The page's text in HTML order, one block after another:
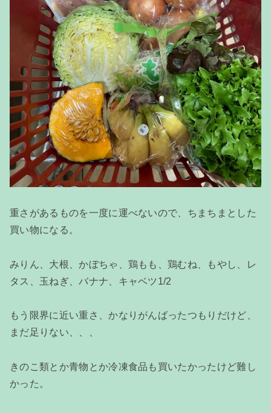
重さがあるものを一度に運べないので、ちまちまとした
買い物になる。
みりん、大根、かぼちゃ、鶏もも、鶏むね、もやし、レ
タス、玉ねぎ、バナナ、キャベツ1/2
もう限界に近い重さ、かなりがんばったつもりだけど、
まだ足りない、、、
きのこ類とか青物とか冷凍食品も買いたかったけど難し
かった。